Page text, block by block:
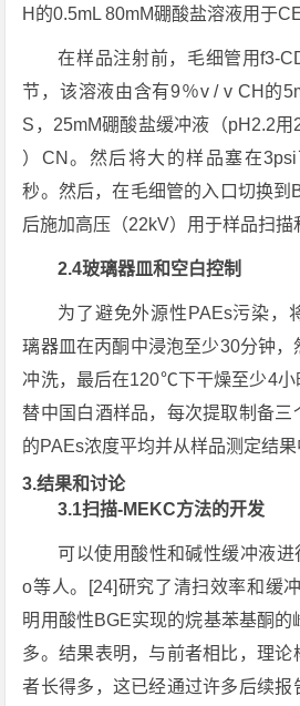
H的0.5mL 80mM硼酸盐溶液用于
在样品注射前，毛细管用f3-
节，该溶液由含有9％v / v CH的
S，25mM硼酸盐缓冲液（pH2.2
）CN。然后将大的样品塞在
秒。然后，在毛细管的入口切换到
后施加高压（22kV）用于样品扫描
2.4玻璃器皿和空白控制
为了避免外源性PAEs污染，
璃器皿在丙酮中浸泡至少30分钟
冲洗，最后在120℃下干燥至少4小
替中国白酒样品，每次提取制备
的PAEs浓度平均并从样品测定结果
3.结果和讨论
3.1扫描-MEKC方法的开发
可以使用酸性和碱性缓冲液
o等人。[24]研究了清扫效率和缓
明用酸性BGE实现的烷基苯基酮的
多。结果表明，与前者相比，理
者长得多，这已经通过许多后续报